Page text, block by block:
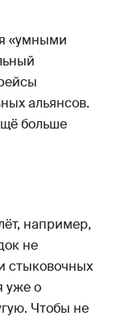
«умными
альянсов.
больше
например,
не
стыковочных
уже о
Чтобы не